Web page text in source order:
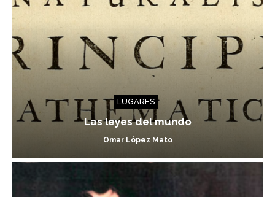
LUGARES
Las leyes del mundo
Omar López Mato